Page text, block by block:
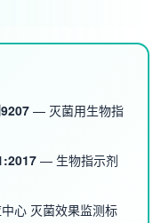
— 灭菌用生物指
— 生物指示剂
心 灭菌效果监测标